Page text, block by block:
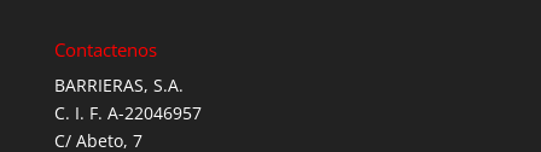
Contactenos
BARRIERAS, S.A.
C. I. F. A-22046957
C/ Abeto, 7